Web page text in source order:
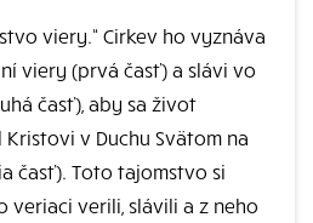
viery.“ Cirkev ho vyznáva
viery (prvá časť) a slávi vo
časť), aby sa život
v Duchu Svätom na
časť). Toto tajomstvo si
veriaci verili, slávili a z neho